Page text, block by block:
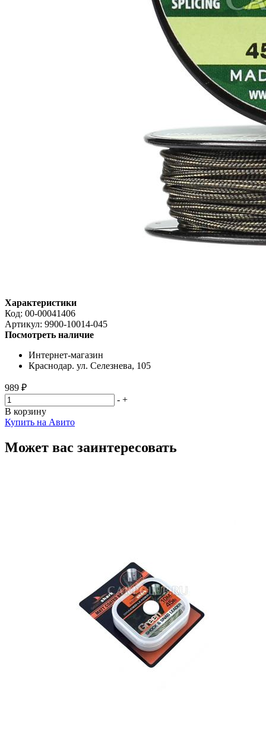
Характеристики
Код: 00-00041406
Артикул: 9900-10014-045
Посмотреть наличие
Интернет-магазин
Краснодар. ул. Селезнева, 105
989 ₽
- +
В корзину
Купить на Авито
Может вас заинтересовать